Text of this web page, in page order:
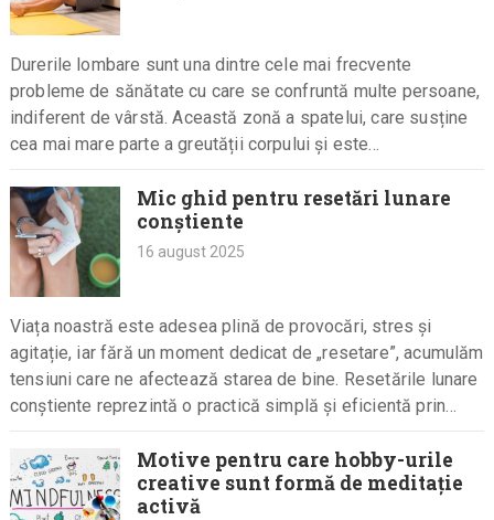
Durerile lombare sunt una dintre cele mai frecvente
probleme de sănătate cu care se confruntă multe persoane,
indiferent de vârstă. Această zonă a spatelui, care susține
cea mai mare parte a greutății corpului și este…
Mic ghid pentru resetări lunare
conștiente
16 august 2025
Viața noastră este adesea plină de provocări, stres și
agitație, iar fără un moment dedicat de „resetare”, acumulăm
tensiuni care ne afectează starea de bine. Resetările lunare
conștiente reprezintă o practică simplă și eficientă prin…
Motive pentru care hobby-urile
creative sunt formă de meditație
activă